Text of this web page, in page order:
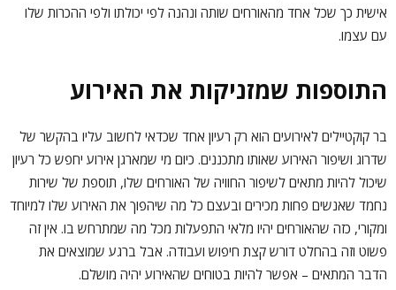
אישית כך שכל אחד מהאורחים שותה ונהנה לפי יכולתו ולפי ההכרות שלו
עם עצמו.
התוספות שמזניקות את האירוע
בר קוקטיילים לאירועים הוא רק רעיון אחד שכדאי לחשוב עליו בהקשר של
שדרוג ושיפור האירוע שאותו מתכננים. כיום מי שמארגן אירוע יחפש כל רעיון
שיכול להיות מתאים לשיפור החוויה של האורחים שלו, תוספת של שירות
נחמד שאנשים פחות מכירים ובעצם כל מה שיהפוך את האירוע שלו למיוחד
ומקורי, כזה שהאורחים יהיו מלאי התפעלות מכל מה שמתרחש בו. אין זה
פשוט וזה בהחלט דורש קצת חיפוש ועבודה. אבל ברגע שמוצאים את
הדבר המתאים – אפשר להיות בטוחים שהאירוע יהיה מושלם.